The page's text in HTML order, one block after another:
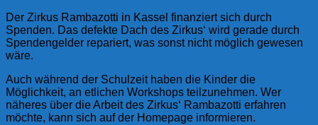
Der Zirkus Rambazotti in Kassel finanziert sich durch
Spenden. Das defekte Dach des Zirkus‘ wird gerade durch
Spendengelder repariert, was sonst nicht möglich gewesen
wäre.
Auch während der Schulzeit haben die Kinder die
Möglichkeit, an etlichen Workshops teilzunehmen. Wer
näheres über die Arbeit des Zirkus‘ Rambazotti erfahren
möchte, kann sich auf der Homepage informieren.